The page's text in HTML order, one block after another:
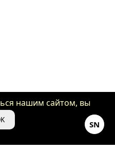
SN
нашим сайтом, вы
на использование
и рекламы.